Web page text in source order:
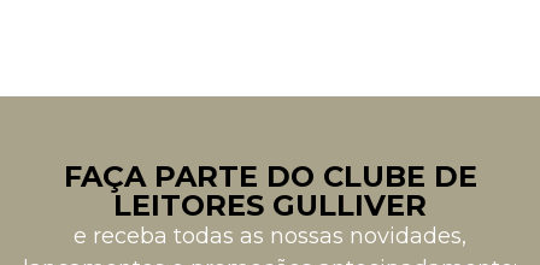
FAÇA PARTE DO CLUBE DE
LEITORES GULLIVER
e receba todas as nossas novidades,